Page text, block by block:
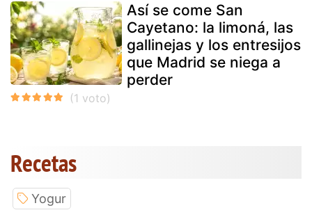
Así se come San
Cayetano: la limoná, las
gallinejas y los entresijos
que Madrid se niega a
perder
Recetas
Yogur